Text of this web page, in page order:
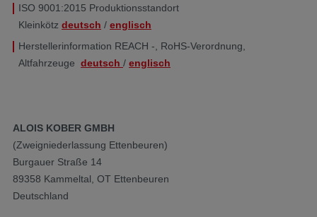
​ISO 9001:2015 Produktionsstandort
Kleinkötz deutsch / englisch
Herstellerinformation REACH -, RoHS-Verordnung,
Altfahrzeuge deutsch / englisch
ALOIS KOBER GMBH
(Zweigniederlassung Ettenbeuren)
Burgauer Straße 14
89358 Kammeltal, OT Ettenbeuren
Deutschland